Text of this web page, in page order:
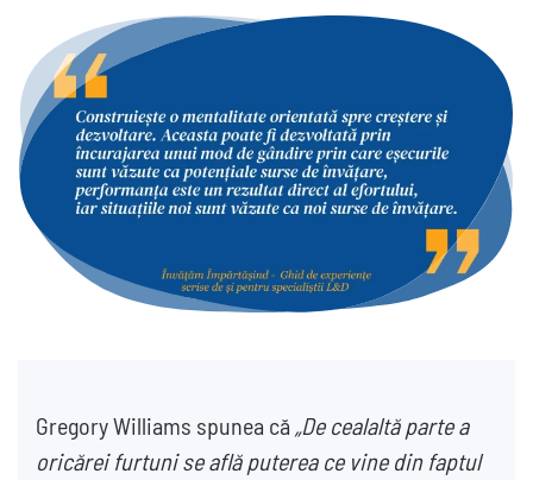
Gregory Williams spunea că „De cealaltă parte a
oricărei furtuni se află puterea ce vine din faptul